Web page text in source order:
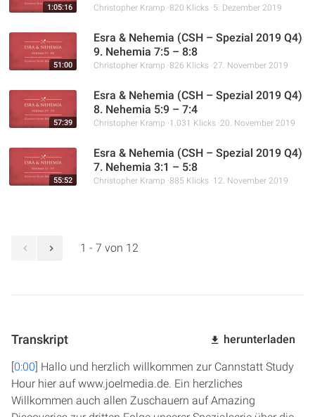
1:05:16 Christopher Kramp 820 Klicks 5. Dezember 2019
51:00
Esra & Nehemia (CSH – Spezial 2019 Q4)
9. Nehemia 7:5 – 8:8
Christopher Kramp 826 Klicks 27. November 2019
57:39
Esra & Nehemia (CSH – Spezial 2019 Q4)
8. Nehemia 5:9 – 7:4
Christopher Kramp 1.031 Klicks 20. November 2019
55:52
Esra & Nehemia (CSH – Spezial 2019 Q4)
7. Nehemia 3:1 – 5:8
Christopher Kramp 885 Klicks 12. November 2019
1 - 7 von 12
Transkript herunterladen
[0:00] Hallo und herzlich willkommen zur Cannstatt Study
Hour hier auf www.joelmedia.de. Ein herzliches
Willkommen auch allen Zuschauern auf Amazing